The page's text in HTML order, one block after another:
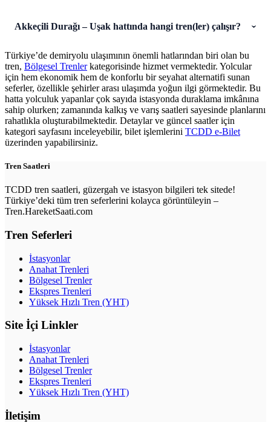
Akkeçili Durağı – Uşak hattında hangi tren(ler) çalışır?
Türkiye’de demiryolu ulaşımının önemli hatlarından biri olan bu
tren, Bölgesel Trenlerkategorisinde hizmet vermektedir. Yolcular
için hem ekonomik hem de konforlu bir seyahat alternatifi sunan
seferler, özellikle şehirler arası ulaşımda yoğun ilgi görmektedir. Bu
hatta yolculuk yapanlar çok sayıda istasyonda duraklama imkânına
sahip olurken; zamanında kalkış ve varış saatleri sayesinde planlarını
rahatlıkla oluşturabilmektedir. Detaylar ve güncel saatler için
kategori sayfasını inceleyebilir, bilet işlemlerini TCDD e-Bilet
üzerinden yapabilirsiniz.
Tren Saatleri
TCDD tren saatleri, güzergah ve istasyon bilgileri tek sitede!
Türkiye’deki tüm tren seferlerini kolayca görüntüleyin –
Tren.HareketSaati.com
Tren Seferleri
İstasyonlar
Anahat Trenleri
Bölgesel Trenler
Ekspres Trenleri
Yüksek Hızlı Tren (YHT)
Site İçi Linkler
İstasyonlar
Anahat Trenleri
Bölgesel Trenler
Ekspres Trenleri
Yüksek Hızlı Tren (YHT)
İletişim